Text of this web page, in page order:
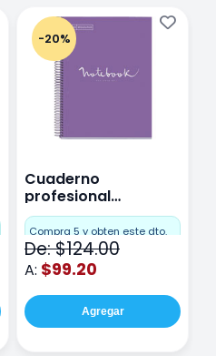
-20%
Cuaderno
profesional
Miquelrius Emotions
raya 80 hojas
Purpura
Compra 5 y obten este dto.
De: $124.00
A: $99.20
Agregar